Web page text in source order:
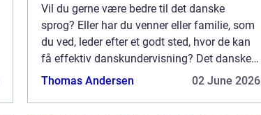
Vil du gerne være bedre til det danske
sprog? Eller har du venner eller familie, som
du ved, leder efter et godt sted, hvor de kan
få effektiv danskundervisning? Det danske
sprog er svært, og det kræver virkelig
Thomas Andersen 02 June 2026